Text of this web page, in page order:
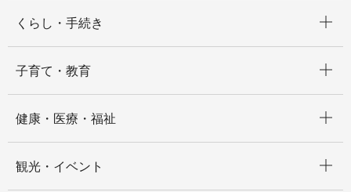
くらし・手続き
子育て・教育
健康・医療・福祉
観光・イベント